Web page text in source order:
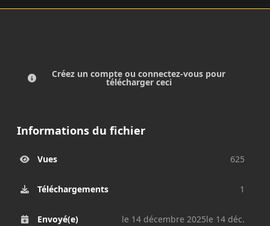
Créez un compte ou connectez-vous pour
télécharger ceci
Informations du fichier
Vues 625
Téléchargements 1
Envoyé(e) le 14 décembre 2025le 14 déc.